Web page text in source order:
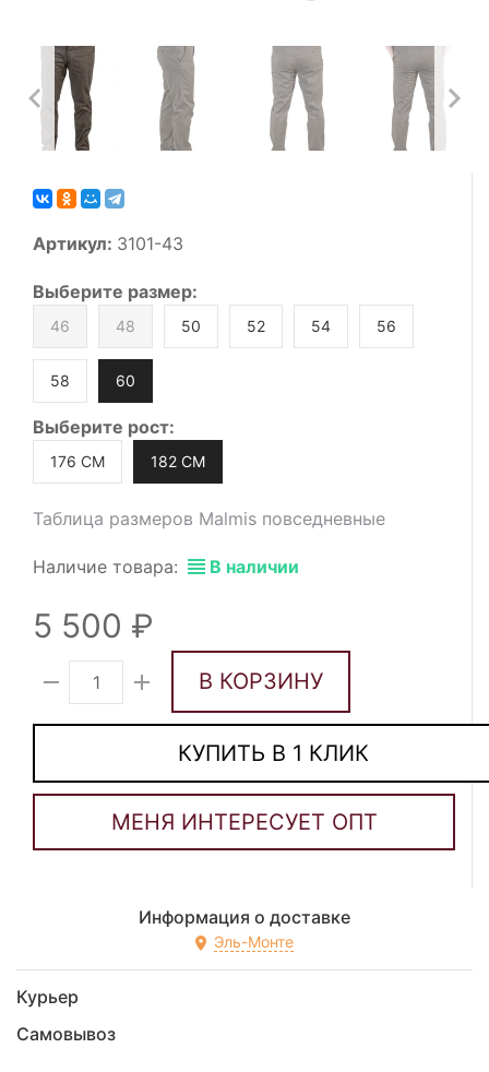
Артикул: 3101-43
Выберите размер:
46 48 50 52 54 56
58 60
Выберите рост:
176 СМ 182 СМ
Таблица размеров Malmis повседневные
Наличие товара: В наличии
5 500
В КОРЗИНУ
КУПИТЬ В 1 КЛИК
Информация о доставке
Эль-Монте
Курьер
Самовывоз